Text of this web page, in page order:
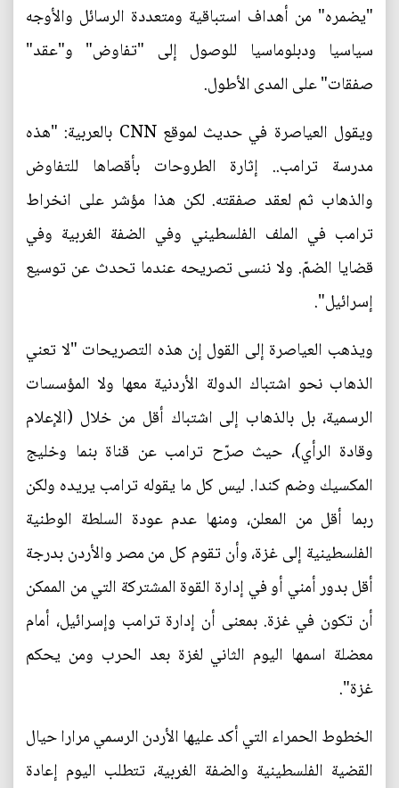
"يضمره" من أهداف استباقية ومتعددة الرسائل والأوجه
سياسيا ودبلوماسيا للوصول إلى "تفاوض" و"عقد"
صفقات" على المدى الأطول.
ويقول العياصرة في حديث لموقع CNN بالعربية: "هذه
مدرسة ترامب.. إثارة الطروحات بأقصاها للتفاوض
والذهاب ثم لعقد صفقته. لكن هذا مؤشر على انخراط
ترامب في الملف الفلسطيني وفي الضفة الغربية وفي
قضايا الضمّ. ولا ننسى تصريحه عندما تحدث عن توسيع
إسرائيل".
ويذهب العياصرة إلى القول إن هذه التصريحات "لا تعني
الذهاب نحو اشتباك الدولة الأردنية معها ولا المؤسسات
الرسمية، بل بالذهاب إلى اشتباك أقل من خلال (الإعلام
وقادة الرأي)، حيث صرّح ترامب عن قناة بنما وخليج
المكسيك وضم كندا. ليس كل ما يقوله ترامب يريده ولكن
ربما أقل من المعلن، ومنها عدم عودة السلطة الوطنية
الفلسطينية إلى غزة، وأن تقوم كل من مصر والأردن بدرجة
أقل بدور أمني أو في إدارة القوة المشتركة التي من الممكن
أن تكون في غزة. بمعنى أن إدارة ترامب وإسرائيل، أمام
معضلة اسمها اليوم الثاني لغزة بعد الحرب ومن يحكم
غزة".
الخطوط الحمراء التي أكد عليها الأردن الرسمي مرارا حيال
القضية الفلسطينية والضفة الغربية، تتطلب اليوم إعادة